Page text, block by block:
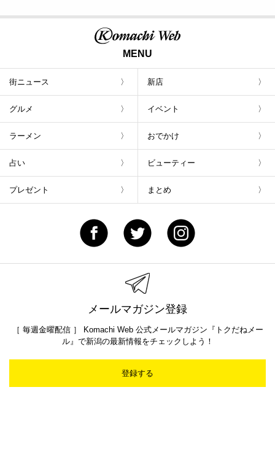
MENU
街ニュース 新店
グルメ イベント
ラーメン おでかけ
占い ビューティー
プレゼント まとめ
メールマガジン登録
［ 毎週金曜配信 ］ Komachi Web 公式メールマガジン『トクだねメー
ル』で新潟の最新情報をチェックしよう！
登録する